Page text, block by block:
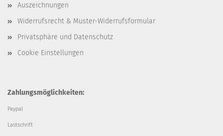
Auszeichnungen
Widerrufsrecht & Muster-Widerrufsformular
Privatsphäre und Datenschutz
Cookie Einstellungen
Zahlungsmöglichkeiten:
Paypal
Lastschrift